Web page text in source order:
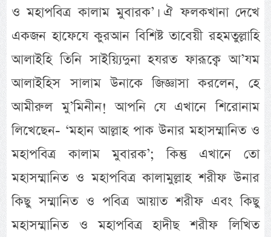
ও মহাপবিত্র কালাম মুবারক’। ঐ ফলকখানা দেখে
একজন হাফেযে কুরআন বিশিষ্ট তাবেয়ী রহমতুল্লাহি
আলাইহি তিনি সাইয়্যিদুনা হযরত ফারূক্বে আ’যম
আলাইহিস সালাম উনাকে জিজ্ঞাসা করলেন, হে
আমীরুল মু’মিনীন! আপনি যে এখানে শিরোনাম
লিখেছেন- ‘মহান আল্লাহ পাক উনার মহাসম্মানিত ও
মহাপবিত্র কালাম মুবারক’; কিন্তু এখানে তো
মহাসম্মানিত ও মহাপবিত্র কালামুল্লাহ শরীফ উনার
কিছু সম্মানিত ও পবিত্র আয়াত শরীফ এবং কিছু
মহাসম্মানিত ও মহাপবিত্র হাদীছ শরীফ লিখিত